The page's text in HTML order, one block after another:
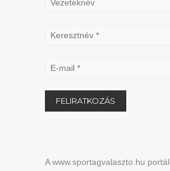
A www.sportagvalaszto.hu